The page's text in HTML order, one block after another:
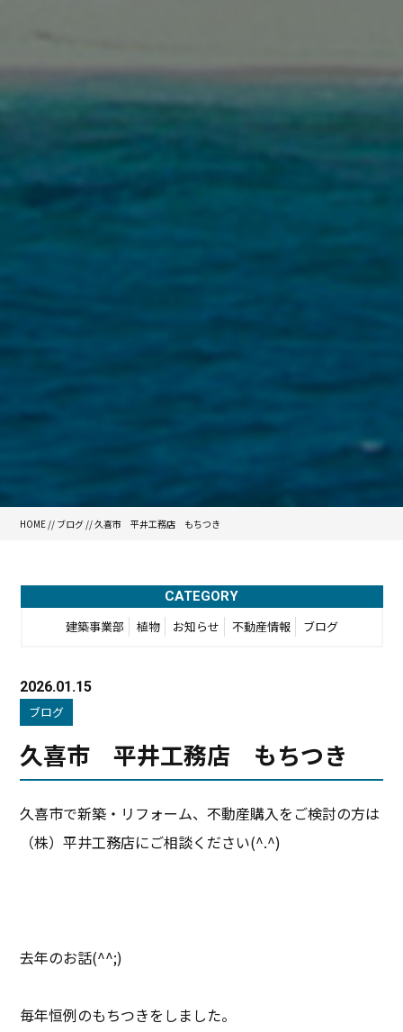
HOME // ブログ // 久喜市 平井工務店 もちつき
CATEGORY
建築事業部 植物 お知らせ 不動産情報 ブログ
2026.01.15
ブログ
久喜市 平井工務店 もちつき
久喜市で新築・リフォーム、不動産購入をご検討の方は
（株）平井工務店にご相談ください(^.^)
去年のお話(^^;)
毎年恒例のもちつきをしました。